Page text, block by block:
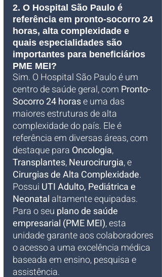
2. O Hospital São Paulo é
referência em pronto-socorro 24
horas, alta complexidade e
quais especialidades são
importantes para beneficiários
PME MEI?
Sim. O Hospital São Paulo é um
centro de saúde geral, com Pronto-
Socorro 24 horas e uma das
maiores estruturas de alta
complexidade do país. Ele é
referência em diversas áreas, com
destaque para Oncologia,
Transplantes, Neurocirurgia, e
Cirurgias de Alta Complexidade.
Possui UTI Adulto, Pediátrica e
Neonatal altamente equipadas.
Para o seu plano de saúde
empresarial (PME MEI), esta
unidade garante aos colaboradores
o acesso a uma excelência médica
baseada em ensino, pesquisa e
assistência.